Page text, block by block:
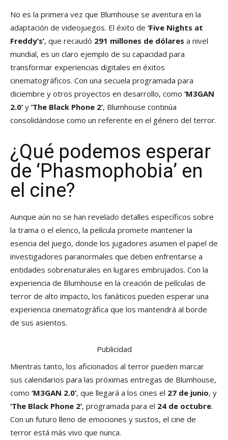
No es la primera vez que Blumhouse se aventura en la
adaptación de videojuegos. El éxito de ‘Five Nights at
Freddy’s’, que recaudó 291 millones de dólares a nivel
mundial, es un claro ejemplo de su capacidad para
transformar experiencias digitales en éxitos
cinematográficos. Con una secuela programada para
diciembre y otros proyectos en desarrollo, como ‘M3GAN
2.0’ y ‘The Black Phone 2’, Blumhouse continúa
consolidándose como un referente en el género del terror.
¿Qué podemos esperar
de ‘Phasmophobia’ en
el cine?
Aunque aún no se han revelado detalles específicos sobre
la trama o el elenco, la película promete mantener la
esencia del juego, donde los jugadores asumen el papel de
investigadores paranormales que deben enfrentarse a
entidades sobrenaturales en lugares embrujados. Con la
experiencia de Blumhouse en la creación de películas de
terror de alto impacto, los fanáticos pueden esperar una
experiencia cinematográfica que los mantendrá al borde
de sus asientos.
Publicidad
Mientras tanto, los aficionados al terror pueden marcar
sus calendarios para las próximas entregas de Blumhouse,
como ‘M3GAN 2.0’, que llegará a los cines el 27 de junio, y
‘The Black Phone 2’, programada para el 24 de octubre.
Con un futuro lleno de emociones y sustos, el cine de
terror está más vivo que nunca.